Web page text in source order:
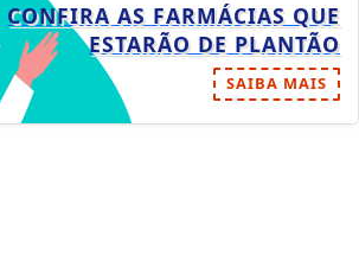
CONFIRA AS FARMÁCIAS QUE
ESTARÃO DE PLANTÃO
SAIBA MAIS